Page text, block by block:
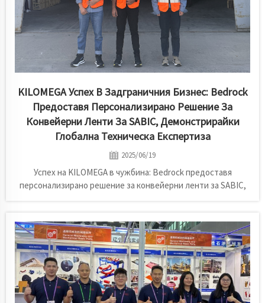
KILOMEGA Успех В Задграничния Бизнес: Bedrock
Предоставя Персонализирано Решение За
Конвейерни Ленти За SABIC, Демонстрирайки
Глобална Техническа Експертиза
2025/06/19
Успех на KILOMEGA в чужбина: Bedrock предоставя
персонализирано решение за конвейерни ленти за SABIC,
на проекта от задграничното дъщерно дружество на
KILOMEGA - Bedrock Industry...